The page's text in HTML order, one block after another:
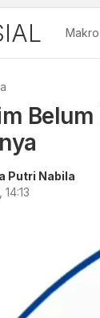
Makro
Putri Nabila